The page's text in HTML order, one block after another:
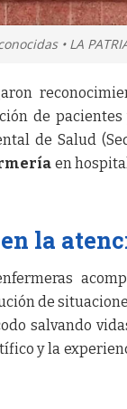
• LA
de
de Salud
en
la
de
salvando
y la